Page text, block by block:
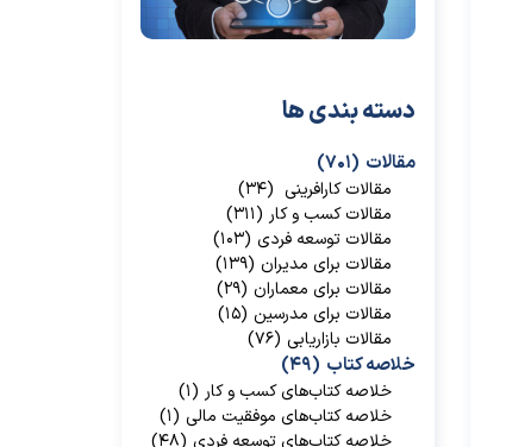
مقالات (۷۰۱)
مقالات کارافرینی (۳۴)
مقالات کسب و کار (۳۱۱)
مقالات توسعه فردی (۱۰۳)
مقالات برای مدیران (۱۳۹)
مقالات برای معماران (۲۹)
مقالات برای مدرسین (۱۵)
مقالات بازاریابی (۷۶)
خلاصه کتاب (۴۹)
خلاصه کتاب‌‌های کسب و کار (۱)
خلاصه کتاب‌‌های موفقیت مالی (۱)
خلاصه کتاب‌های توسعه فردی (۴۸)
دسته بندی ها